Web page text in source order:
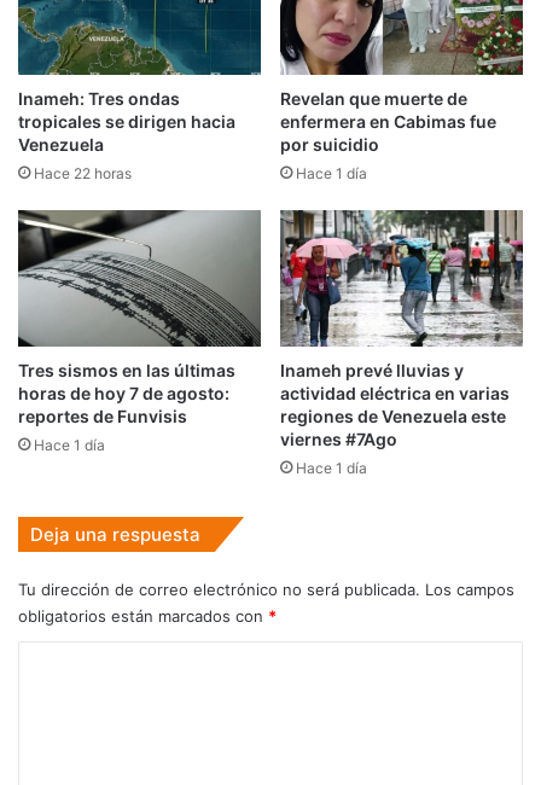
Inameh: Tres ondas
tropicales se dirigen hacia
Venezuela
Hace 22 horas
Revelan que muerte de
enfermera en Cabimas fue
por suicidio
Hace 1 día
Tres sismos en las últimas
horas de hoy 7 de agosto:
reportes de Funvisis
Hace 1 día
Inameh prevé lluvias y
actividad eléctrica en varias
regiones de Venezuela este
viernes #7Ago
Hace 1 día
Deja una respuesta
Tu dirección de correo electrónico no será publicada. Los campos
obligatorios están marcados con *